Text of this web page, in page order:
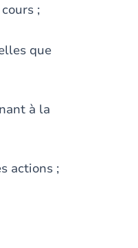
;
que
à la
actions ;